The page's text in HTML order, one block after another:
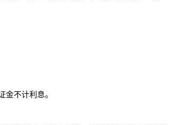
金不计利息。